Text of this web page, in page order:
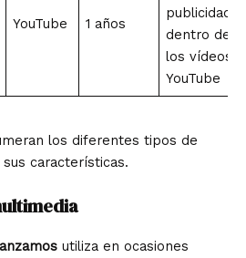
YouTube 1 años
publicidad
dentro de
los vídeos
YouTube
los diferentes tipos de
características.
utiliza en ocasiones